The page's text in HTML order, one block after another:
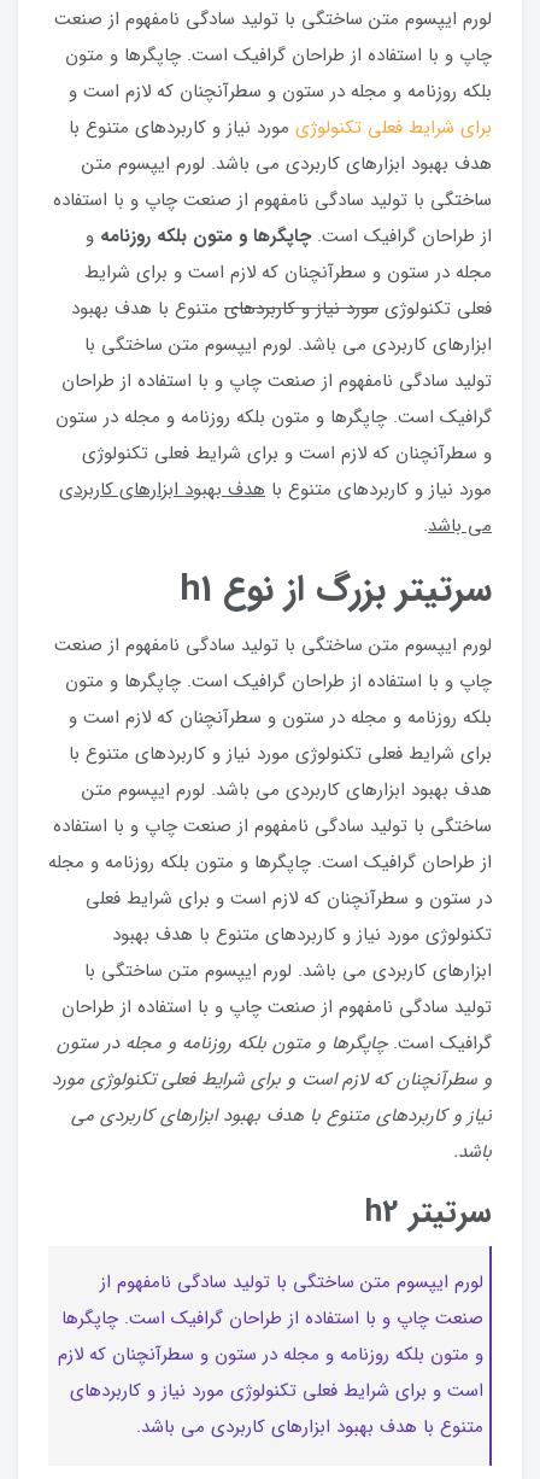
لورم ایپسوم متن ساختگی با تولید سادگی نامفهوم از صنعت
چاپ و با استفاده از طراحان گرافیک است. چاپگرها و متون
بلکه روزنامه و مجله در ستون و سطرآنچنان که لازم است و
برای شرایط فعلی تکنولوژی مورد نیاز و کاربردهای متنوع با
هدف بهبود ابزارهای کاربردی می باشد. لورم ایپسوم متن
ساختگی با تولید سادگی نامفهوم از صنعت چاپ و با استفاده
از طراحان گرافیک است.چاپگرها و متون بلکه روزنامه و
مجله در ستون و سطرآنچنان که لازم است و برای شرایط
فعلی تکنولوژی مورد نیاز و کاربردهای متنوع با هدف بهبود
ابزارهای کاربردی می باشد. لورم ایپسوم متن ساختگی با
تولید سادگی نامفهوم از صنعت چاپ و با استفاده از طراحان
گرافیک است. چاپگرها و متون بلکه روزنامه و مجله در ستون
و سطرآنچنان که لازم است و برای شرایط فعلی تکنولوژی
مورد نیاز و کاربردهای متنوع با هدف بهبود ابزارهای کاربردی
می باشد.
سرتیتر بزرگ از نوع h1
لورم ایپسوم متن ساختگی با تولید سادگی نامفهوم از صنعت
چاپ و با استفاده از طراحان گرافیک است. چاپگرها و متون
بلکه روزنامه و مجله در ستون و سطرآنچنان که لازم است و
برای شرایط فعلی تکنولوژی مورد نیاز و کاربردهای متنوع با
هدف بهبود ابزارهای کاربردی می باشد. لورم ایپسوم متن
ساختگی با تولید سادگی نامفهوم از صنعت چاپ و با استفاده
از طراحان گرافیک است. چاپگرها و متون بلکه روزنامه و مجله
در ستون و سطرآنچنان که لازم است و برای شرایط فعلی
تکنولوژی مورد نیاز و کاربردهای متنوع با هدف بهبود
ابزارهای کاربردی می باشد. لورم ایپسوم متن ساختگی با
تولید سادگی نامفهوم از صنعت چاپ و با استفاده از طراحان
گرافیک است.چاپگرها و متون بلکه روزنامه و مجله در ستون
و سطرآنچنان که لازم است و برای شرایط فعلی تکنولوژی مورد
نیاز و کاربردهای متنوع با هدف بهبود ابزارهای کاربردی می
باشد.
سرتیتر h2
لورم ایپسوم متن ساختگی با تولید سادگی نامفهوم از
صنعت چاپ و با استفاده از طراحان گرافیک است. چاپگرها
و متون بلکه روزنامه و مجله در ستون و سطرآنچنان که لازم
است و برای شرایط فعلی تکنولوژی مورد نیاز و کاربردهای
متنوع با هدف بهبود ابزارهای کاربردی می باشد.